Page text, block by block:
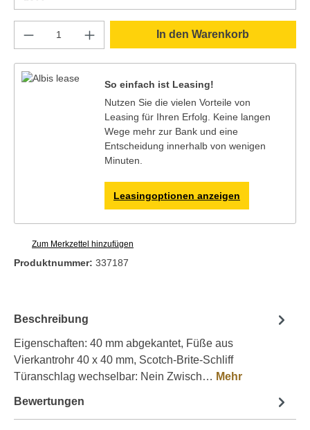
Produkt Anzahl: Gib den gewünschten
In den Warenkorb
So einfach ist Leasing!
Nutzen Sie die vielen Vorteile von
Leasing für Ihren Erfolg. Keine langen
Wege mehr zur Bank und eine
Entscheidung innerhalb von wenigen
Minuten.
Leasingoptionen anzeigen
Zum Merkzettel hinzufügen
Produktnummer: 337187
Beschreibung
Eigenschaften: 40 mm abgekantet, Füße aus
Vierkantrohr 40 x 40 mm, Scotch-Brite-Schliff
Türanschlag wechselbar: Nein Zwisch… Mehr
Bewertungen